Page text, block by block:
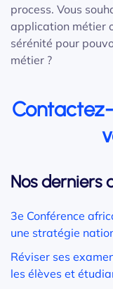
process. Vous
application métier
sérénité pour
métier ?
Nos derniers
3e Conférence
une stratégie
Réviser ses
les élèves et